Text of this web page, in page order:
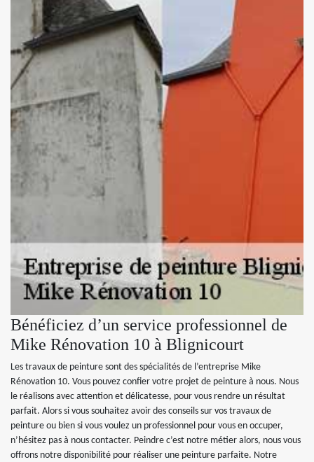
Bénéficiez d’un service professionnel de
Mike Rénovation 10 à Blignicourt
Les travaux de peinture sont des spécialités de l’entreprise Mike
Rénovation 10. Vous pouvez confier votre projet de peinture à nous. Nous
le réalisons avec attention et délicatesse, pour vous rendre un résultat
parfait. Alors si vous souhaitez avoir des conseils sur vos travaux de
peinture ou bien si vous voulez un professionnel pour vous en occuper,
n’hésitez pas à nous contacter. Peindre c’est notre métier alors, nous vous
offrons notre disponibilité pour réaliser une peinture parfaite. Notre